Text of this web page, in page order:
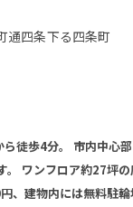
通四条下る四条町
徒歩4分。 市内中心
ワンフロア約27坪
、建物内には無料駐